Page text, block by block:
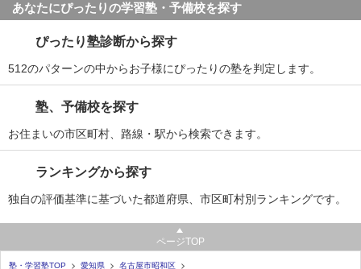
あなたにぴったりの学習塾・予備校を探す
ぴったり塾診断から探す
512のパターンの中からお子様にぴったりの塾を判定します。
塾、予備校を探す
お住まいの市区町村、路線・駅から検索できます。
ランキングから探す
独自の評価基準に基づいた都道府県、市区町村別ランキングです。
ページTOP
塾・学習塾TOP 愛知県
名古屋市昭和区